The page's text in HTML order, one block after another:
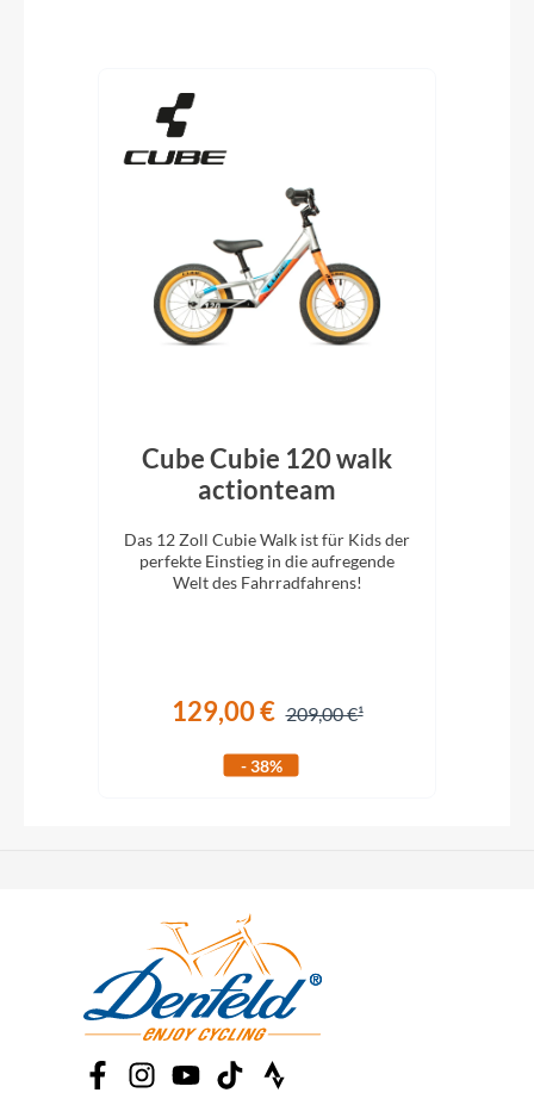
Cube Cubie 120 walk
actionteam
Das 12 Zoll Cubie Walk ist für Kids der
perfekte Einstieg in die aufregende
Welt des Fahrradfahrens!
129,00 € 209,00 €
- 38%